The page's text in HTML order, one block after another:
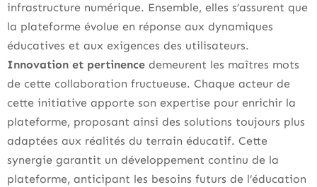
infrastructure numérique. Ensemble, elles s’assurent que
la plateforme évolue en réponse aux dynamiques
éducatives et aux exigences des utilisateurs.
Innovation et pertinence demeurent les maîtres mots
de cette collaboration fructueuse. Chaque acteur de
cette initiative apporte son expertise pour enrichir la
plateforme, proposant ainsi des solutions toujours plus
adaptées aux réalités du terrain éducatif. Cette
synergie garantit un développement continu de la
plateforme, anticipant les besoins futurs de l’éducation